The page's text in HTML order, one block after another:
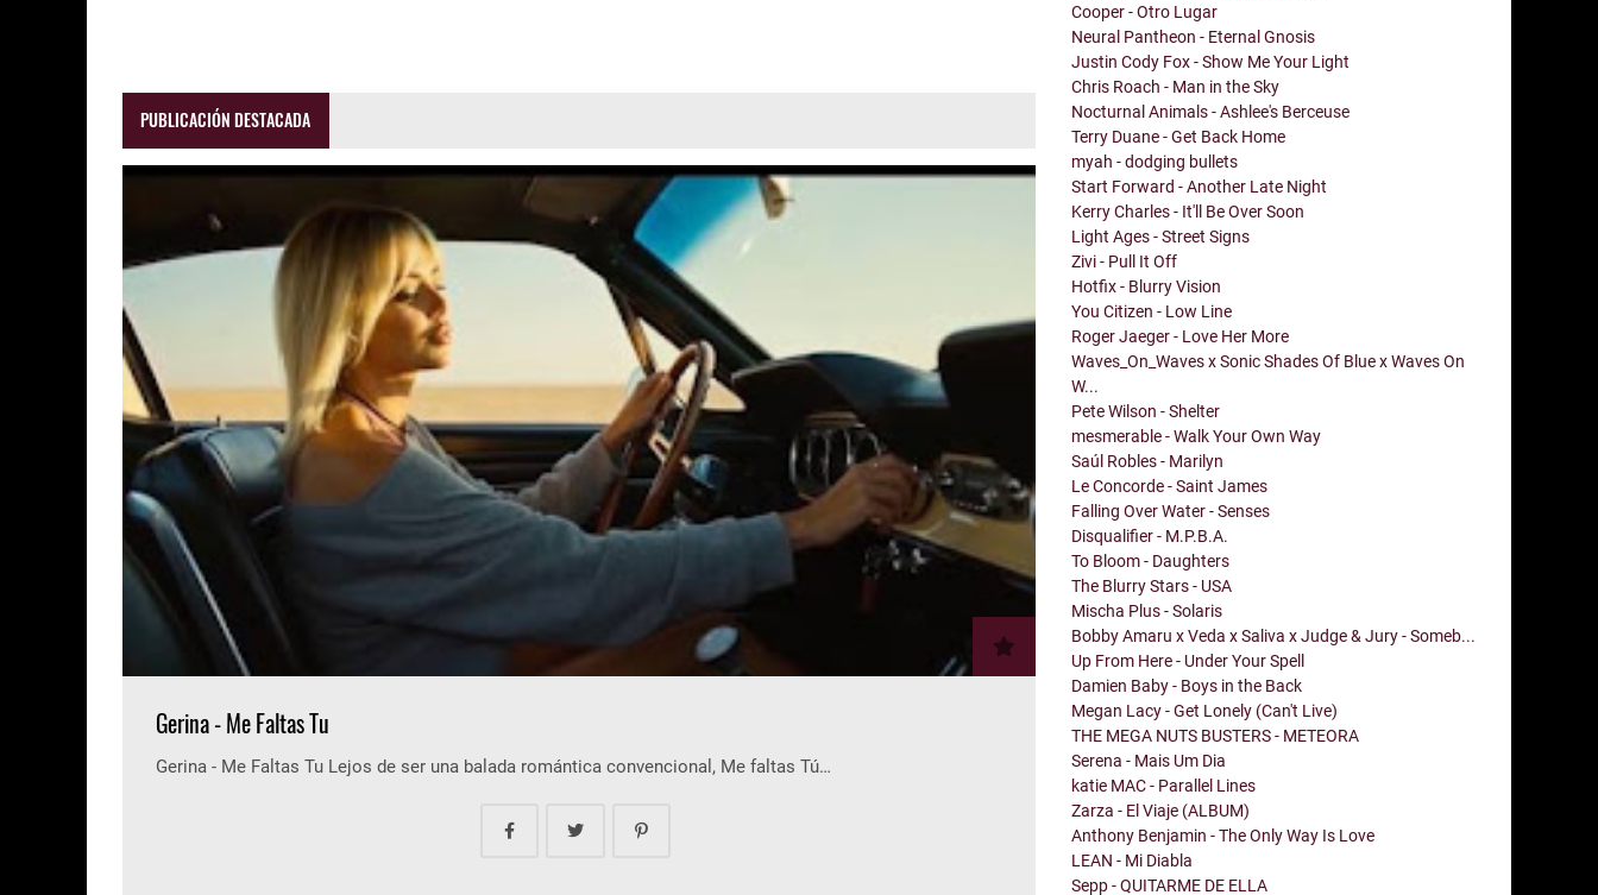
PUBLICACIÓN DESTACADA
Gerina - Me Faltas Tu
Gerina - Me Faltas Tu Lejos de ser una balada romántica convencional, Me faltas Tú…
Cooper - Otro Lugar
Neural Pantheon - Eternal Gnosis
Justin Cody Fox - Show Me Your Light
Chris Roach - Man in the Sky
Nocturnal Animals - Ashlee's Berceuse
Terry Duane - Get Back Home
myah - dodging bullets
Start Forward - Another Late Night
Kerry Charles - It'll Be Over Soon
Light Ages - Street Signs
Zivi - Pull It Off
Hotfix - Blurry Vision
You Citizen - Low Line
Roger Jaeger - Love Her More
Waves_On_Waves x Sonic Shades Of Blue x Waves On
W...
Pete Wilson - Shelter
mesmerable - Walk Your Own Way
Saúl Robles - Marilyn
Le Concorde - Saint James
Falling Over Water - Senses
Disqualifier - M.P.B.A.
To Bloom - Daughters
The Blurry Stars - USA
Mischa Plus - Solaris
Bobby Amaru x Veda x Saliva x Judge & Jury - Someb...
Up From Here - Under Your Spell
Damien Baby - Boys in the Back
Megan Lacy - Get Lonely (Can't Live)
THE MEGA NUTS BUSTERS - METEORA
Serena - Mais Um Dia
katie MAC - Parallel Lines
Zarza - El Viaje (ALBUM)
Anthony Benjamin - The Only Way Is Love
LEAN - Mi Diabla
Sepp - QUITARME DE ELLA